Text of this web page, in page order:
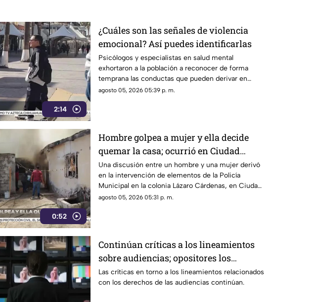
2:14
¿Cuáles son las señales de violencia
emocional? Así puedes identificarlas
Psicólogos y especialistas en salud mental
exhortaron a la población a reconocer de forma
temprana las conductas que pueden derivar en
violencia emocional.
agosto 05, 2026 05:39 p. m.
0:52
Hombre golpea a mujer y ella decide
quemar la casa; ocurrió en Ciudad
Juárez | VIDEO
Una discusión entre un hombre y una mujer derivó
en la intervención de elementos de la Policía
Municipal en la colonia Lázaro Cárdenas, en Ciudad
Juárez.
agosto 05, 2026 05:31 p. m.
Continúan críticas a los lineamientos
sobre audiencias; opositores los
califican como un mecanismo de
censura
Las críticas en torno a los lineamientos relacionados
con los derechos de las audiencias continúan.